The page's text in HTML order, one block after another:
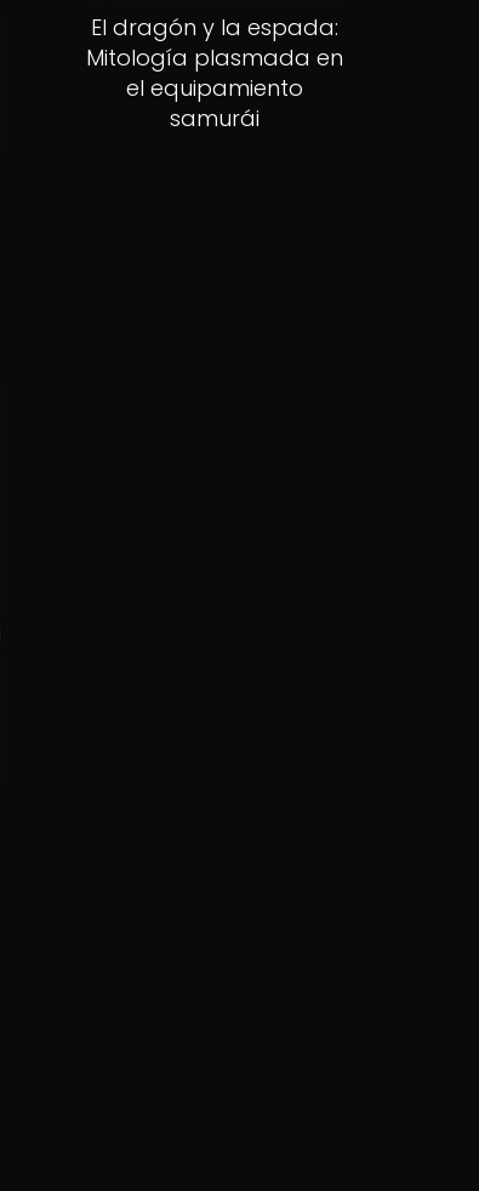
El dragón y la espada:
Mitología plasmada en
el equipamiento
samurái